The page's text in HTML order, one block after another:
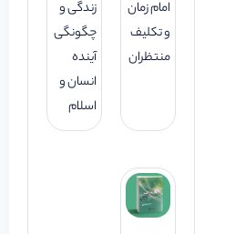
امام زمان
و تکلیف
منتظران
زندگی و
چگونگی
آینده
انسان و
اسلام